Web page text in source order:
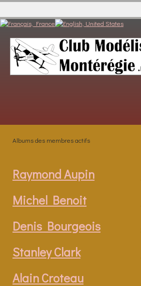
Albums des membres actifs
Raymond Aupin
Michel Benoit
Denis Bourgeois
Stanley Clark
Alain Croteau